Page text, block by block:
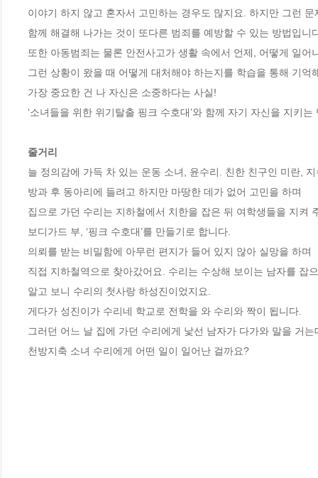
이야기 하지 않고 혼자서 고민하는 경우도 많지요. 하지만
함께 해결해 나가는 것이 또다른 범죄를 예방할 수 있는 방법입니
또한 아동범죄는 물론 안전사고가 생활 속에서 언제, 어떻게 일어
그런 상황이 왔을 때 어떻게 대처해야 하는지를 학습을 통
가장 중요한 건 나 자신은 소중하다는 사실!
‘소녀들을 위한 위기탈출 핑크 수호대’와 함께 자기 자신을 지키
줄거리
늘 정의감에 가득 차 있는 운동 소녀, 윤수리. 친한 친구인 미란,
방과 후 동아리에 들려고 하지만 마땅한 데가 없어 고민을 하며
집으로 가던 수리는 지하철에서 치한을 잡은 뒤 여학생들을 지켜
보디가드 부, ‘핑크 수호대’를 만들기로 합니다.
의뢰를 받는 비밀함에 아무런 편지가 들어 있지 않아 실망을 하며
직접 지하철역으로 찾아갔어요. 수리는 수상해 보이는 남자를 잡
알고 보니 수리의 첫사랑 하성진이었지요.
게다가 성진이가 수리네 학교로 전학을 와 수리와 짝이 됩니다.
그러던 어느 날 집에 가던 수리에게 낯선 남자가 다가와 말을 거
천방지축 소녀 수리에게 어떤 일이 일어난 걸까요?